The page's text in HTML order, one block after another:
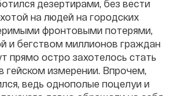
дезертирами, без вести
на людей на городских
фронтовыми потерями,
и бегством миллионов граждан
прямо остро захотелось стать
гейском измерении. Впрочем,
ведь однополые поцелуи и